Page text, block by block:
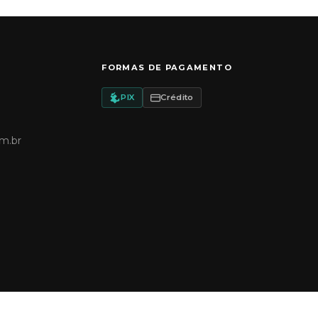
FORMAS DE PAGAMENTO
PIX Crédito